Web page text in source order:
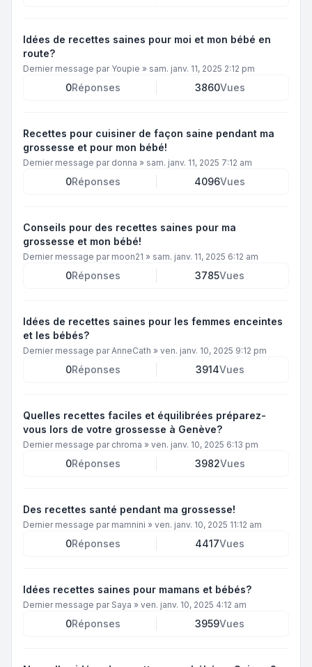
Idées de recettes saines pour moi et mon bébé en
route?
Dernier message par Youpie » sam. janv. 11, 2025 2:12 pm
0Réponses 3860Vues
Recettes pour cuisiner de façon saine pendant ma
grossesse et pour mon bébé!
Dernier message par donna » sam. janv. 11, 2025 7:12 am
0Réponses 4096Vues
Conseils pour des recettes saines pour ma
grossesse et mon bébé!
Dernier message par moon21 » sam. janv. 11, 2025 6:12 am
0Réponses 3785Vues
Idées de recettes saines pour les femmes enceintes
et les bébés?
Dernier message parAnneCath » ven. janv. 10, 2025 9:12 pm
0Réponses 3914Vues
Quelles recettes faciles et équilibrées préparez-
vous lors de votre grossesse à Genève?
Dernier message par chroma » ven. janv. 10, 2025 6:13 pm
0Réponses 3982Vues
Des recettes santé pendant ma grossesse!
Dernier message par mamnini » ven. janv. 10, 2025 11:12 am
0Réponses 4417Vues
Idées recettes saines pour mamans et bébés?
Dernier message par Saya » ven. janv. 10, 2025 4:12 am
0Réponses 3959Vues